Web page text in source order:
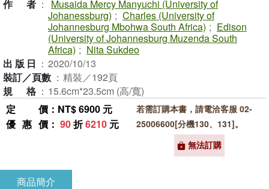
作者 ：
Musaida Mercy Manyuchi (University of
Johanessburg) ; Charles (University of
Johannesburg Mbohwa South Africa) ; Edison
(University of Johannesburg Muzenda South
Africa) ; Nita Sukdeo
出版日 ： 2020/10/13
裝訂／頁數 ： 精裝／192頁
規格 ： 15.6cm*23.5cm (高/寬)
定價 ：NT$ 6900 元
優惠價 ： 90折6210 元
若需訂購本書，請電洽客服 02-
25006600[分機130、131]。
無法訂購
商品簡介